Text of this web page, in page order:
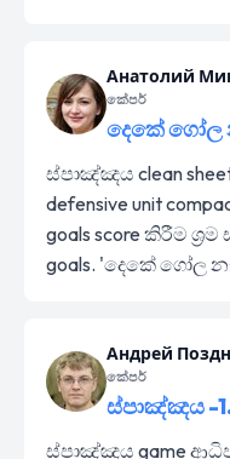
Анатолий
කේපර්
දෙකේ ගෝල
ස්පාඤ්ඤය clean
defensive unit
goals score කිරීම
goals. 'දෙකේ ගෝල
Андрей
කේපර්
ස්පාඤ්ඤය -
ස්පාඤ්ඤය game